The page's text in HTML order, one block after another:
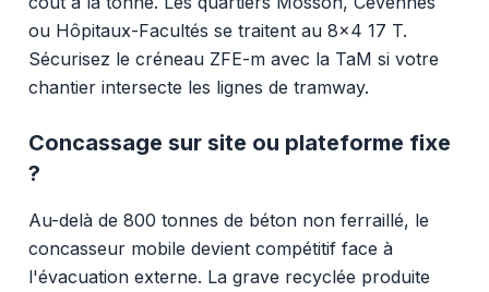
ou Hôpitaux-Facultés se traitent au 8x4 17 T.
Sécurisez le créneau ZFE-m avec la TaM si votre
chantier intersecte les lignes de tramway.
Concassage sur site ou plateforme fixe
?
Au-delà de 800 tonnes de béton non ferraillé, le
concasseur mobile devient compétitif face à
l'évacuation externe. La grave recyclée produite